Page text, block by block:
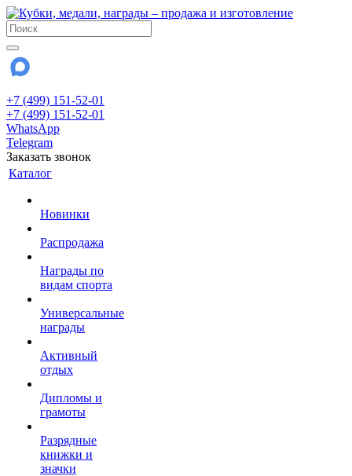
+7 (499) 151-52-01
+7 (499) 151-52-01
WhatsApp
Telegram
Заказать звонок
Каталог
Новинки
Распродажа
Награды по
видам спорта
Универсальные
награды
Активный
отдых
Дипломы и
грамоты
Разрядные
книжки и
значки